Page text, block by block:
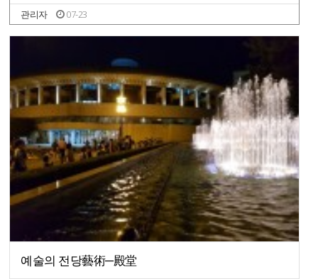
관리자 07-23
예술의 전당藝術─殿堂